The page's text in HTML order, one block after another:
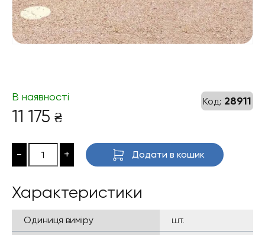
Код: 28911
В наявності
11 175 ₴
- + Додати в кошик
Характеристики
Одиниця виміру
шт.